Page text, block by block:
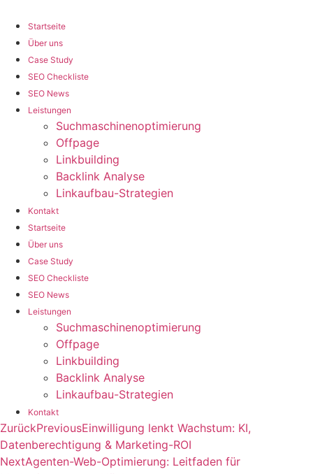
Inhalt
wechseln
Startseite
Über uns
Case Study
SEO Checkliste
SEO News
Leistungen
Suchmaschinenoptimierung
Offpage
Linkbuilding
Backlink Analyse
Linkaufbau-Strategien
Kontakt
Startseite
Über uns
Case Study
SEO Checkliste
SEO News
Leistungen
Suchmaschinenoptimierung
Offpage
Linkbuilding
Backlink Analyse
Linkaufbau-Strategien
Kontakt
ZurückPreviousEinwilligung lenkt Wachstum: KI,
Datenberechtigung & Marketing-ROI
NextAgenten-Web-Optimierung: Leitfaden für